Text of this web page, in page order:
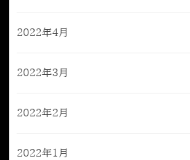
2022年4月
2022年3月
2022年2月
2022年1月